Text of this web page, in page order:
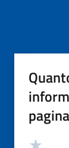
Valutazione